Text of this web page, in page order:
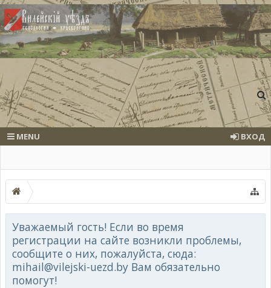
MENU ВХОД
Уважаемый гость! Если во время
регистрации на сайте возникли проблемы,
сообщите о них, пожалуйста, сюда:
mihail@vilejski-uezd.by Вам обязательно
помогут!